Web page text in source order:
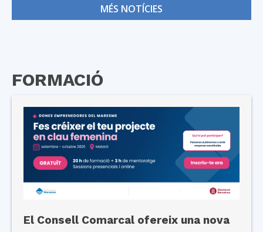
MÉS NOTÍCIES
FORMACIÓ
El Consell Comarcal ofereix una nova